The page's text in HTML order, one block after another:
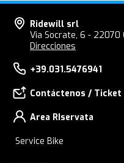
Ridewill srl
Via Socrate, 6 - 22070
Direcciones
+39.031.5476941
Contáctenos / Ticket
Area RIservata
Service Bike